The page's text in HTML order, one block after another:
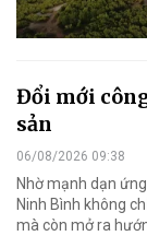
Đổi mới
sản
06/08/2026 09:38
Nhờ mạnh dạn
Ninh Bình không
mà còn mở ra